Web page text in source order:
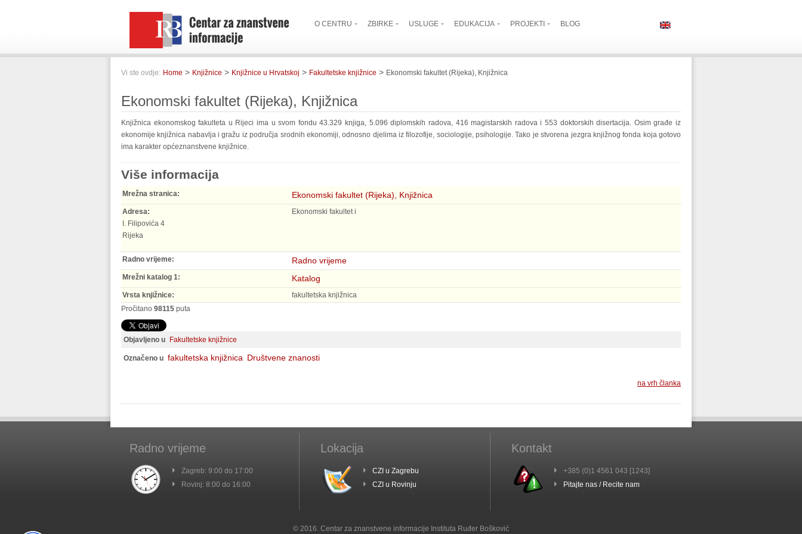
O CENTRU ZBIRKE USLUGE EDUKACIJA PROJEKTI BLOG
Vi ste ovdje: Home > Knjižnice > Knjižnice u Hrvatskoj > Fakultetske knjižnice > Ekonomski fakultet (Rijeka), Knjižnica
Ekonomski fakultet (Rijeka), Knjižnica
Knjižnica ekonomskog fakulteta u Rijeci ima u svom fondu 43.329 knjiga, 5.096 diplomskih radova, 416 magistarskih radova i 553 doktorskih disertacija. Osim građe iz
ekonomije knjižnica nabavlja i gražu iz područja srodnih ekonomiji, odnosno djelima iz filozofije, sociologije, psihologije. Tako je stvorena jezgra knjižnog fonda koja gotovo
ima karakter općeznanstvene knjižnice.
Više informacija
Mrežna stranica: Ekonomski fakultet (Rijeka), Knjižnica
Adresa:
Ekonomski fakultet i
I. Filipovića 4
Rijeka
Radno vrijeme: Radno vrijeme
Mrežni katalog 1: Katalog
Vrsta knjižnice:
fakultetska knjižnica
Pročitano 98115 puta
Objavljeno u Fakultetske knjižnice
Označeno u fakultetska knjižnica Društvene znanosti
na vrh članka
Radno vrijeme
Zagreb: 9:00 do 17:00
Rovinj: 8:00 do 16:00
Lokacija
CZI u Zagrebu
CZI u Rovinju
Kontakt
+385 (0)1 4561 043 [1243]
Pitajte nas / Recite nam
© 2016. Centar za znanstvene informacije Instituta Ruđer Bošković